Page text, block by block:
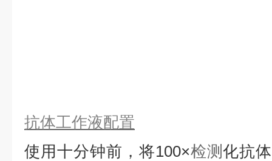
抗体工作液配置
使用十分钟前，将100×检测化抗